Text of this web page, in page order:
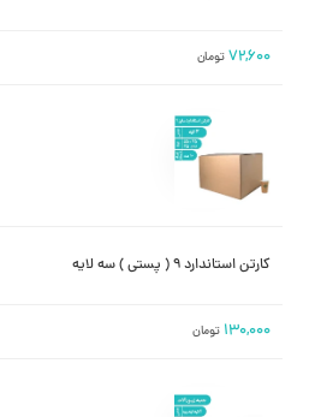
۷۲,۶۰۰تومان
کارتن استاندارد ۹ ( پستی ) سه لایه
۱۳۰,۰۰۰ تومان